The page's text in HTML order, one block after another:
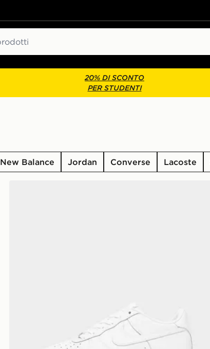
20% DI SCONTO
PER STUDENTI
New Balance Jordan Converse Lacoste